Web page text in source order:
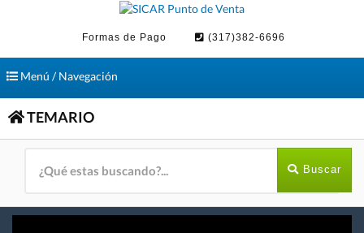
Formas de Pago (317)382-6696
ToggleMenú / Navegación
TEMARIO
Buscar